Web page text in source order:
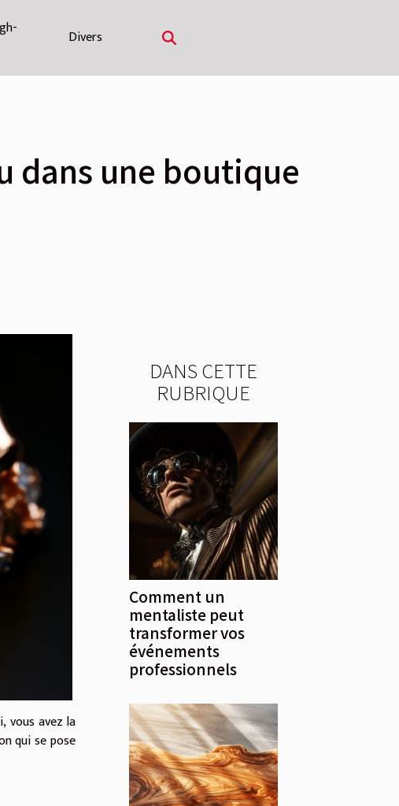
Divers
dans une boutique
vous avez la
qui se pose
DANS CETTE
RUBRIQUE
Comment un
mentaliste peut
transformer vos
événements
professionnels